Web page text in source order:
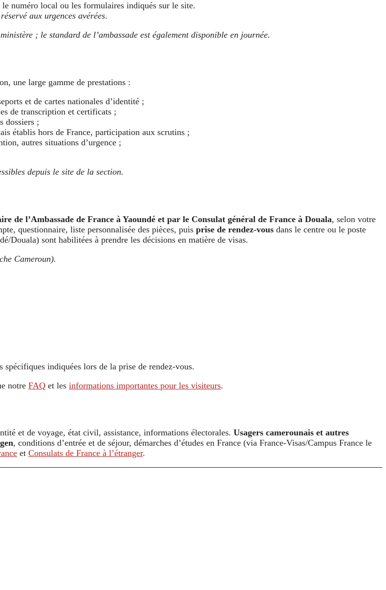
numéro local ou les formulaires indiqués sur le site.
aux urgences avérées.
; le standard de l’ambassade est également disponible en journée.
une large gamme de prestations :
et de cartes nationales d’identité ;
de transcription et certificats ;
dossiers ;
établis hors de France, participation aux scrutins ;
autres situations d’urgence ;
depuis le site de la section.
de l’Ambassade de France à Yaoundé et par le Consulat général de France à Douala, selon votre
questionnaire, liste personnalisée des pièces, puis prise de rendez-vous dans le centre ou le poste
Douala) sont habilitées à prendre les décisions en matière de visas.
Cameroun).
spécifiques indiquées lors de la prise de rendez-vous.
notre FAQ et les informations importantes pour les visiteurs.
et de voyage, état civil, assistance, informations électorales. Usagers camerounais et autres
, conditions d’entrée et de séjour, démarches d’études en France (via France-Visas/Campus France le
et Consulats de France à l’étranger.